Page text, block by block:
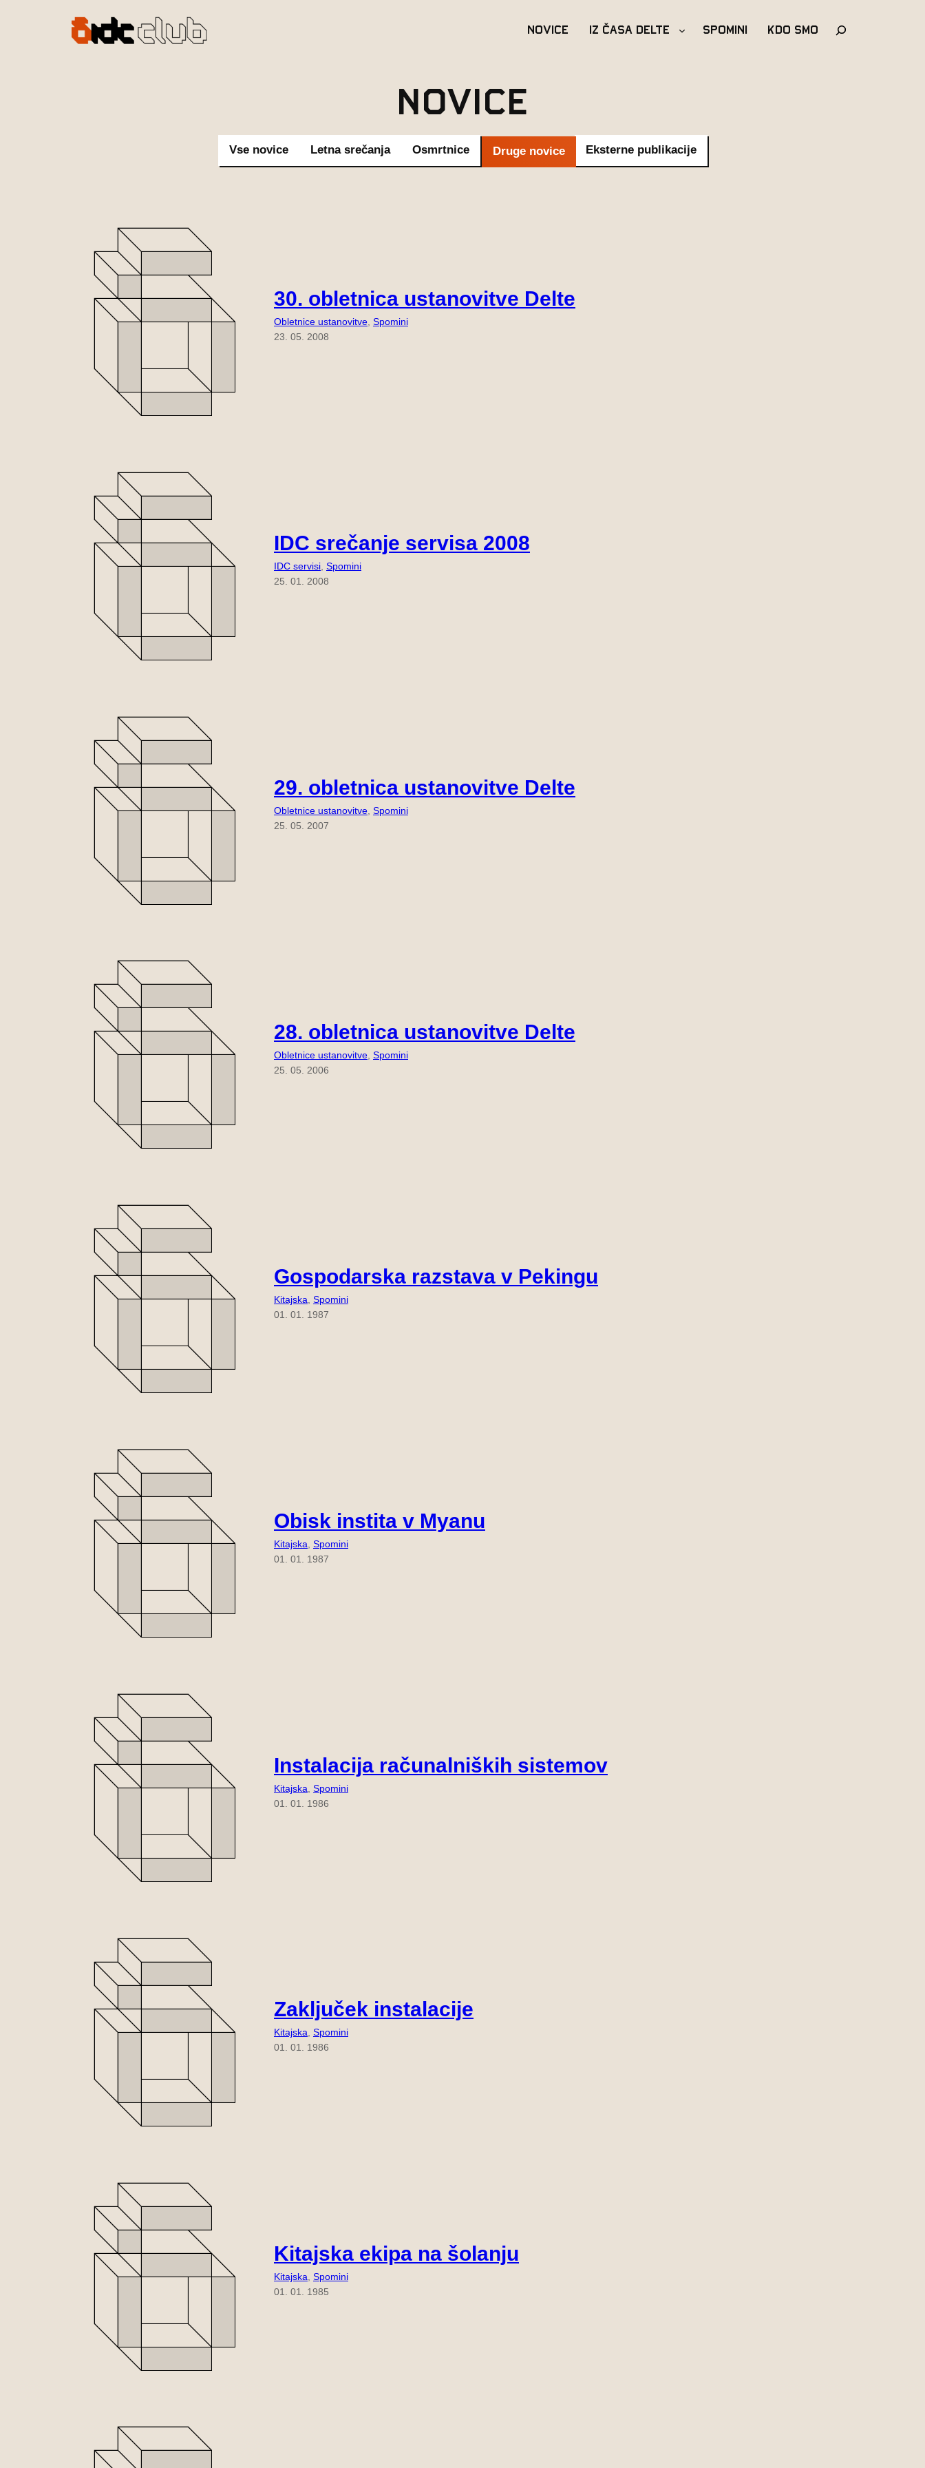
Novice Iz časa Delte Spomini Kdo Smo Išči
Novice
Vse novice Letna srečanja Osmrtnice Druge novice Eksterne publikacije
30. obletnica ustanovitve Delte
Obletnice ustanovitve, Spomini
23. 05. 2008
IDC srečanje servisa 2008
IDC servisi, Spomini
25. 01. 2008
29. obletnica ustanovitve Delte
Obletnice ustanovitve Spomini
25. 05. 2007
28. obletnica ustanovitve Delte
Obletnice ustanovitve Spomini
25. 05. 2006
Gospodarska razstava v Pekingu
Kitajska Spomini
01. 01. 1987
Obisk instita v Myanu
Kitajska Spomini
01. 01. 1987
Instalacija računalniških sistemov
Kitajska Spomini
01. 01. 1986
Zaključek instalacije
Kitajska, Spomini
01. 01. 1986
Kitajska ekipa na šolanju
Kitajska, Spomini
01. 01. 1985